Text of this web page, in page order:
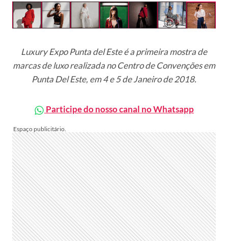
Luxury Expo Punta del Este é a primeira mostra de
marcas de luxo realizada no Centro de Convenções em
Punta Del Este, em 4 e 5 de Janeiro de 2018.
Participe do nosso canal no Whatsapp